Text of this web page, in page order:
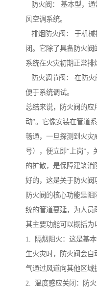
防火阀： 基本型，
风空调系统。
排烟防火阀： 于机
闭。它除了具备防火阀
系统在火灾初期正常排
防火调节阀： 在防火
便于系统调试。
总结来说，防火阀的应
动”。它像安装在管道
畅通，一旦探测到火
号），便立即“上岗”
的扩散，是保障建筑消
好的，这是关于防火阀
防火阀的核心功能是
统的管道蔓延，为人员
其主要功能可以概括为
1. 隔烟阻火：这是基
生火灾时，防火阀会自
气通过风道向其他区域
2. 温度感应关闭：防